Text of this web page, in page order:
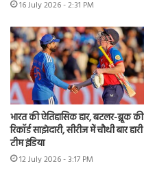
16 July 2026 - 2:31 PM
भारत की ऐतिहासिक हार, बटलर-ब्रूक की
रिकॉर्ड साझेदारी, सीरीज में चौथी बार हारी
टीम इंडिया
12 July 2026 - 3:17 PM